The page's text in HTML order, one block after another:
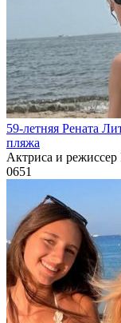
59-летняя Рената
пляжа
Актриса и режиссер
0651